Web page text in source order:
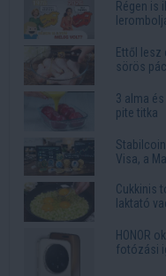
Régen is
Ettől
sörös
3 alma
pite titka
Visa, a
Cukkinis
laktató
HONOR
fotózási